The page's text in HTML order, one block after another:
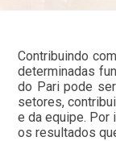
Contribuindo
determinadas
do Pari pode
setores,
e da equipe.
os resultados